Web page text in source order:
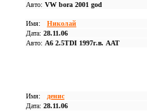
Авто: VW bora 2001 god
Имя: Николай
Дата: 28.11.06
Авто: A6 2.5TDI 1997г.в. ААТ
Имя: денис
Дата: 28.11.06